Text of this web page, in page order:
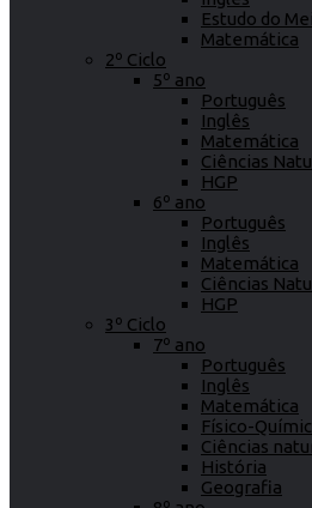
Estudo do
Matemática
2º Ciclo
5º ano
Português
Inglês
Matemática
Ciências
HGP
6º ano
Português
Inglês
Matemática
Ciências
HGP
3º Ciclo
7º ano
Português
Inglês
Matemática
Físico-
Ciências
História
Geografia